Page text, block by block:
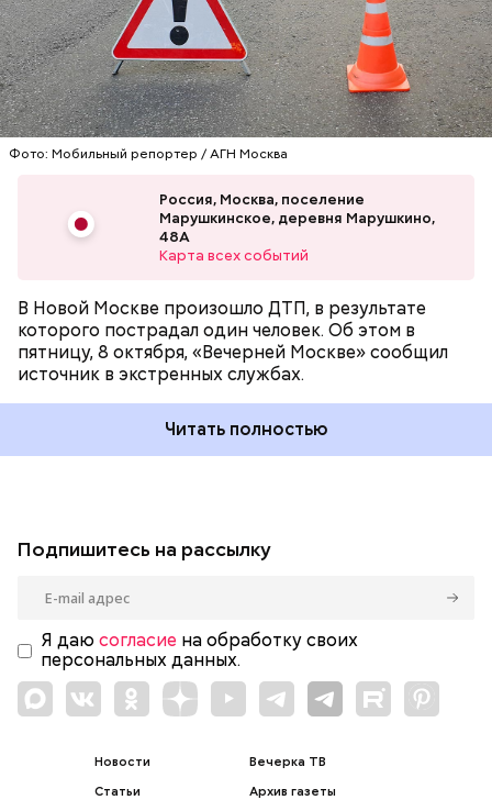
Фото: Мобильный репортер / АГН Москва
Россия, Москва, поселение
Марушкинское, деревня Марушкино,
48А
Карта всех событий
В Новой Москве произошло ДТП, в результате
которого пострадал один человек. Об этом в
пятницу, 8 октября, «Вечерней Москве» сообщил
источник в экстренных службах.
Читать полностью
НОВАЯ МОСКВА ДТП ПОСТРАДАВШИЕ
Подпишитесь на рассылку
Я даю согласие на обработку своих
персональных данных.
Новости
Статьи
Вечерка ТВ
Архив газеты